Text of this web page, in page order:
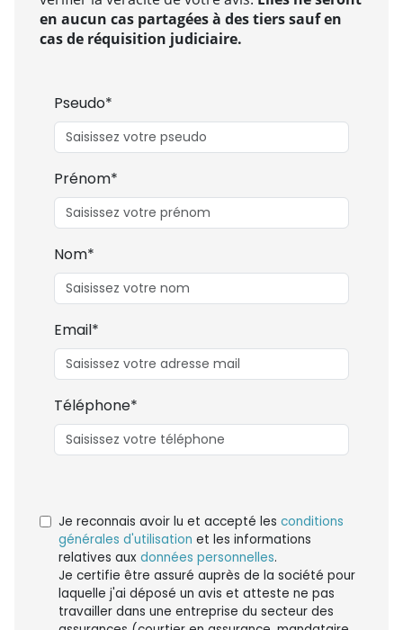
en aucun cas partagées à des tiers sauf en
cas de réquisition judiciaire.
Pseudo*
Prénom*
Nom*
Email*
Téléphone*
Je reconnais avoir lu et accepté les conditions
générales d'utilisation et les informations
relatives aux données personnelles.
Je certifie être assuré auprès de la société pour
laquelle j'ai déposé un avis et atteste ne pas
travailler dans une entreprise du secteur des